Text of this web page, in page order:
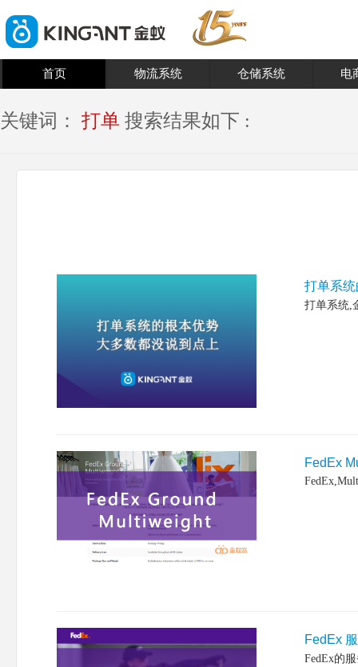
首页 物流系统 仓储系统 电
关键词： 打单 搜索结果如下 :
打单系
打单系统,
FedEx
FedEx
FedEx的